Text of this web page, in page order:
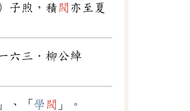
子煦，積閥 亦至夏
六三．柳公綽
」、「 學 閥 」。